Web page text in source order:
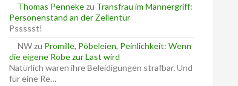
Thomas Pennekezu Transfrau im Männergriff:
Personenstand an der Zellentür
Pssssst!
NWzu Promille, Pöbeleien, Peinlichkeit: Wenn
die eigene Robe zur Last wird
Natürlich waren ihre Beleidigungen strafbar. Und
für eine Re…